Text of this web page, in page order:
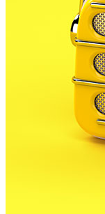
Emilia Pardo
Rosalía de
Com és
mentre duren
continuar
ofereixen als
Per a dubtes i
disposició dels